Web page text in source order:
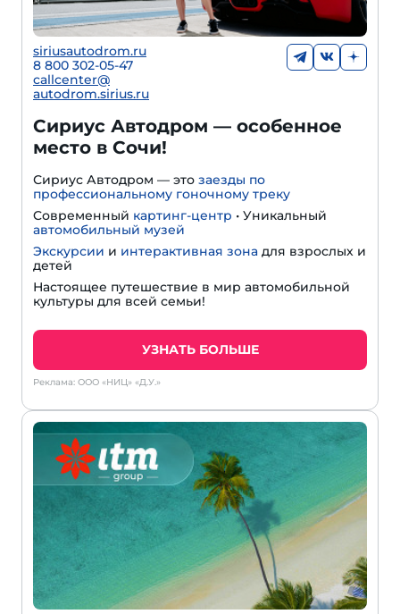
siriusautodrom.ru
8 800 302-05-47
callcenter@
autodrom.sirius.ru
Сириус Автодром — особенное
место в Сочи!
Сириус Автодром — это заезды по
профессиональному гоночному треку
Cовременный картинг-центр • Уникальный
автомобильный музей
Экскурсии и интерактивная зона для взрослых и
детей
Настоящее путешествие в мир автомобильной
культуры для всей семьи!
УЗНАТЬ БОЛЬШЕ
Реклама: ООО «НИЦ» «Д.У.»